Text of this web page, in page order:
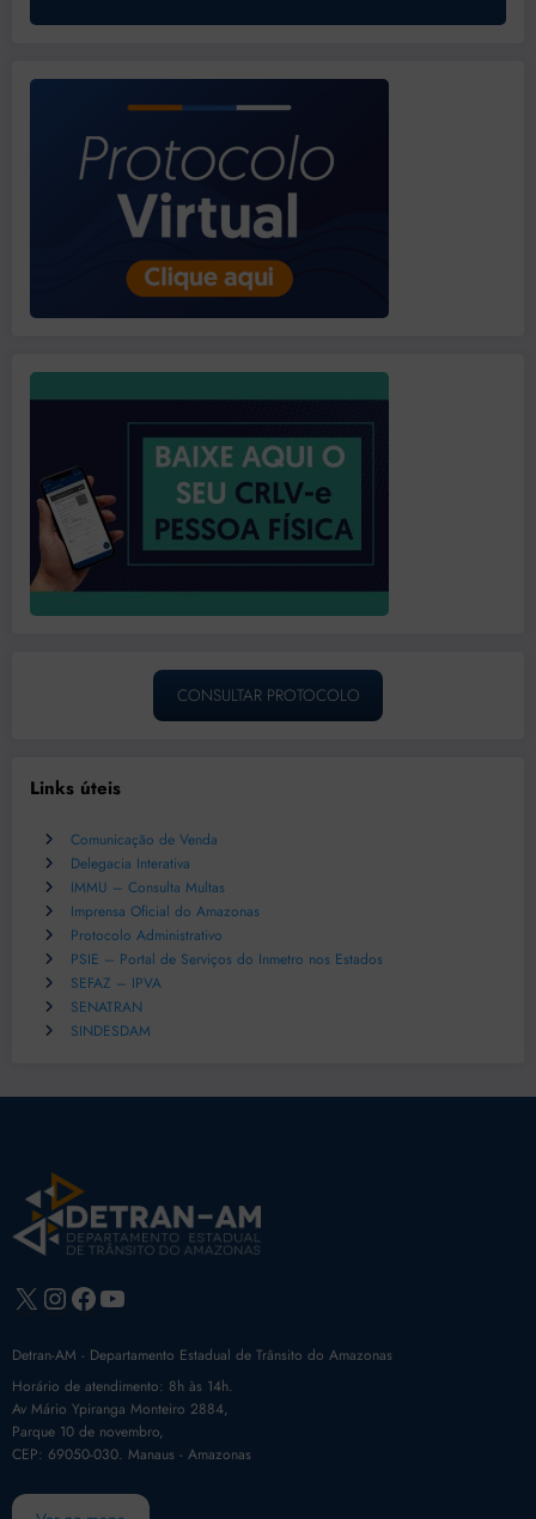
CONSULTAR PROTOCOLO
Links úteis
Comunicação de Venda
Delegacia Interativa
IMMU – Consulta Multas
Imprensa Oficial do Amazonas
Protocolo Administrativo
PSIE – Portal de Serviços do Inmetro nos Estados
SEFAZ – IPVA
SENATRAN
SINDESDAM
X Instagram
Facebook
Youtube
Detran-AM - Departamento Estadual de Trânsito do Amazonas
Horário de atendimento: 8h às 14h.
Av Mário Ypiranga Monteiro 2884,
Parque 10 de novembro,
CEP: 69050-030. Manaus - Amazonas